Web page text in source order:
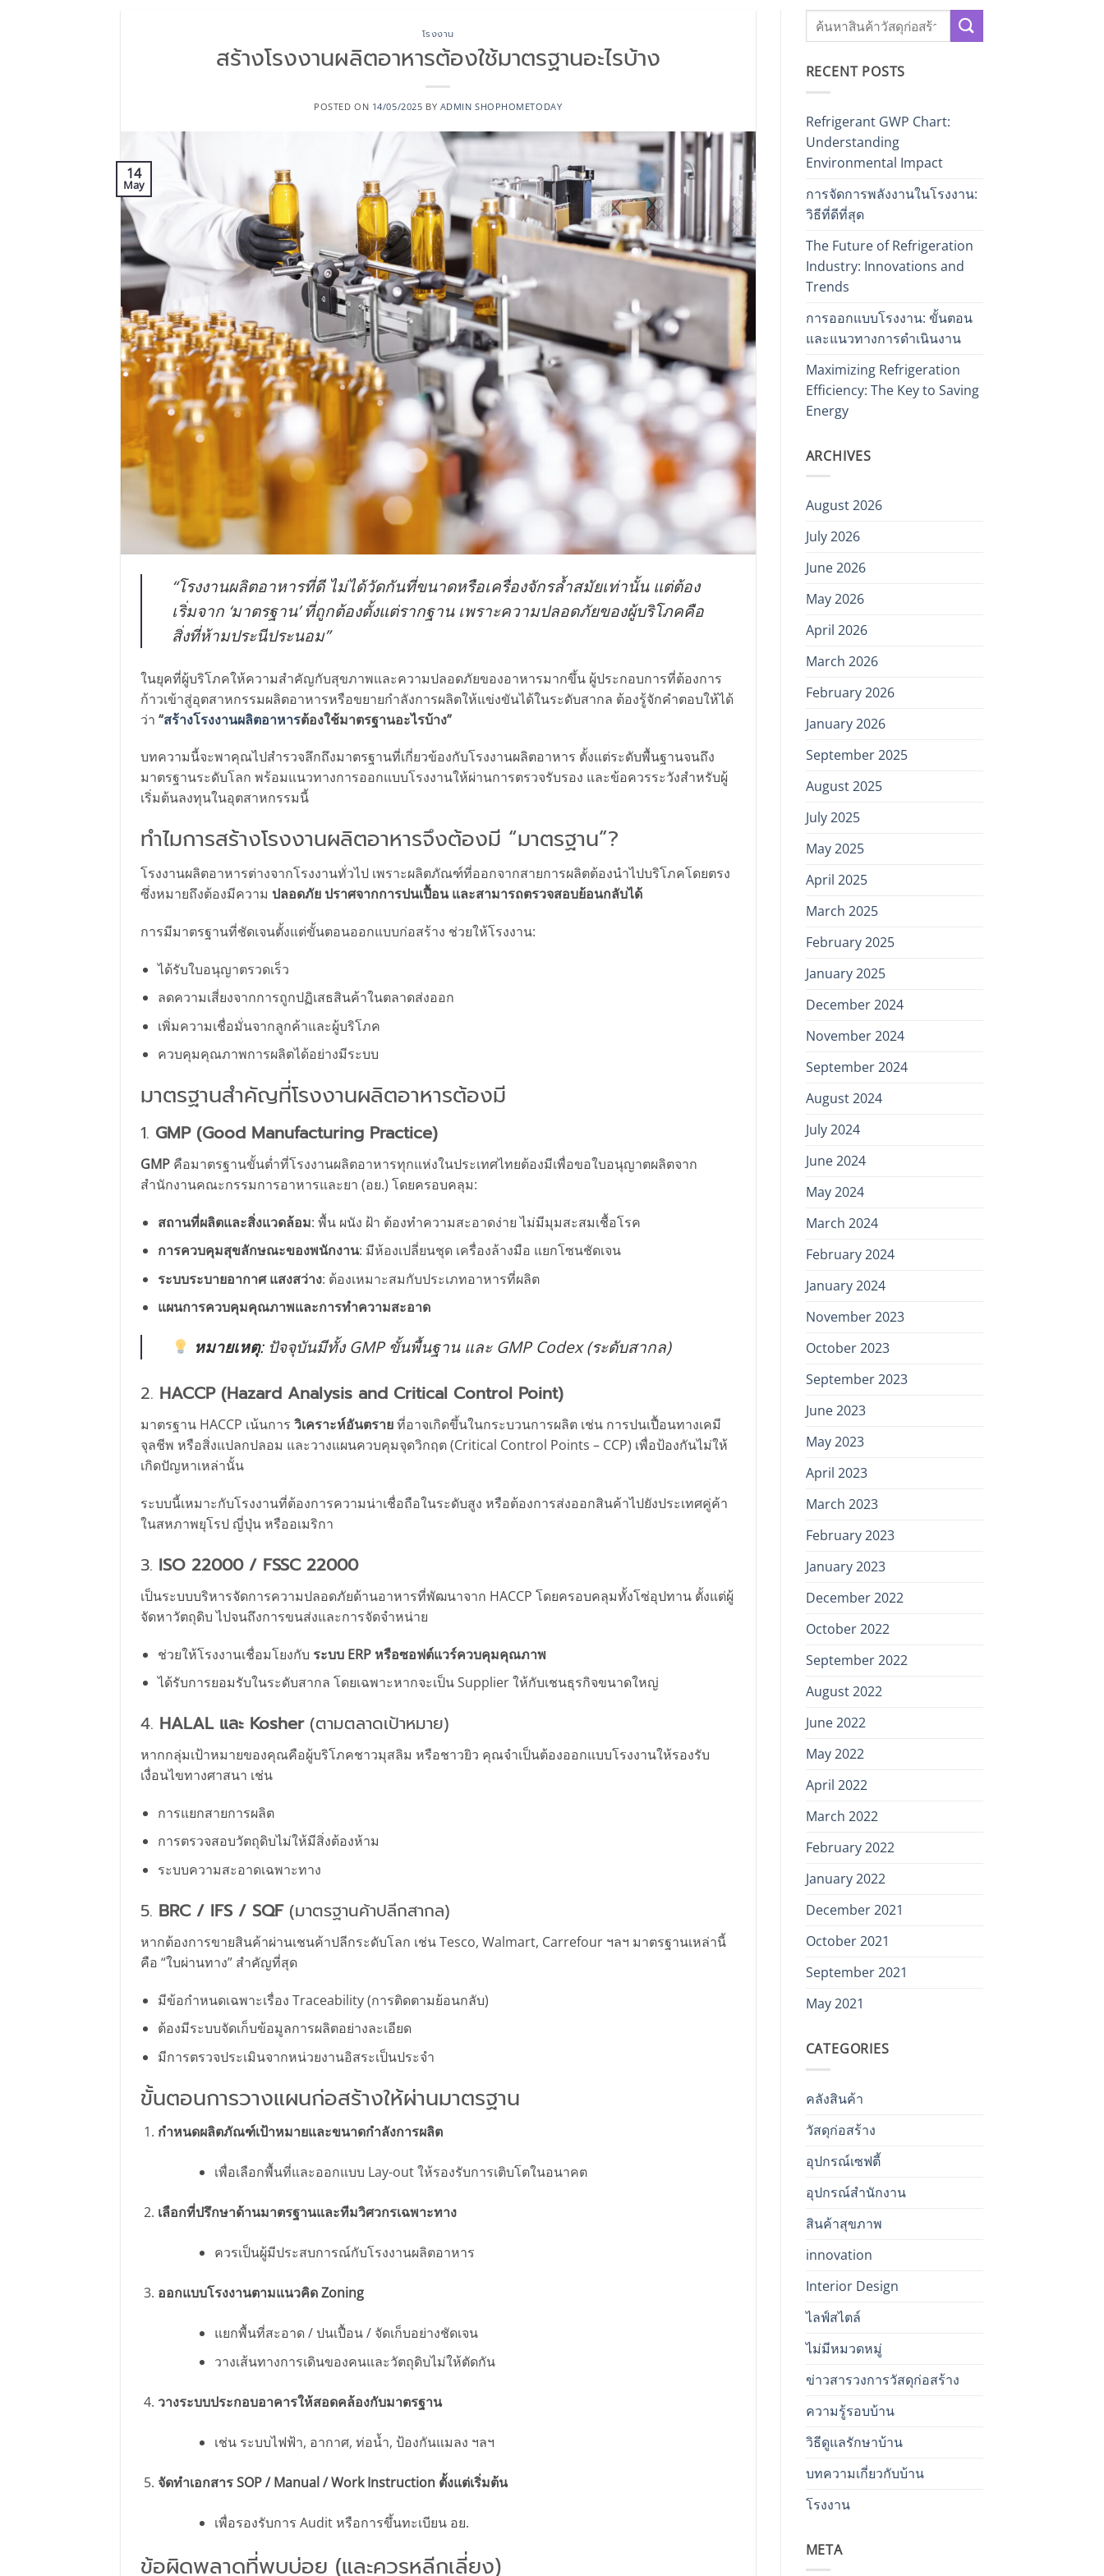
โรงงาน
สร้างโรงงานผลิตอาหารต้องใช้มาตรฐานอะไรบ้าง
POSTED ON 14/05/2025 BY ADMIN SHOPHOMETODAY
14
May
“โรงงานผลิตอาหารที่ดี ไม่ได้วัดกันที่ขนาดหรือเครื่องจักรล้ำสมัยเท่านั้น แต่ต้อง
เริ่มจาก ‘มาตรฐาน’ ที่ถูกต้องตั้งแต่รากฐาน เพราะความปลอดภัยของผู้บริโภคคือ
สิ่งที่ห้ามประนีประนอม”
ในยุคที่ผู้บริโภคให้ความสำคัญกับสุขภาพและความปลอดภัยของอาหารมากขึ้น ผู้ประกอบการที่ต้องการ
ก้าวเข้าสู่อุตสาหกรรมผลิตอาหารหรือขยายกำลังการผลิตให้แข่งขันได้ในระดับสากล ต้องรู้จักคำตอบให้ได้
ว่า “สร้างโรงงานผลิตอาหารต้องใช้มาตรฐานอะไรบ้าง”
บทความนี้จะพาคุณไปสำรวจลึกถึงมาตรฐานที่เกี่ยวข้องกับโรงงานผลิตอาหาร ตั้งแต่ระดับพื้นฐานจนถึง
มาตรฐานระดับโลก พร้อมแนวทางการออกแบบโรงงานให้ผ่านการตรวจรับรอง และข้อควรระวังสำหรับผู้
เริ่มต้นลงทุนในอุตสาหกรรมนี้
ทำไมการสร้างโรงงานผลิตอาหารจึงต้องมี “มาตรฐาน”?
โรงงานผลิตอาหารต่างจากโรงงานทั่วไป เพราะผลิตภัณฑ์ที่ออกจากสายการผลิตต้องนำไปบริโภคโดยตรง
ซึ่งหมายถึงต้องมีความ ปลอดภัย ปราศจากการปนเปื้อน และสามารถตรวจสอบย้อนกลับได้
การมีมาตรฐานที่ชัดเจนตั้งแต่ขั้นตอนออกแบบก่อสร้าง ช่วยให้โรงงาน:
ได้รับใบอนุญาตรวดเร็ว
ลดความเสี่ยงจากการถูกปฏิเสธสินค้าในตลาดส่งออก
เพิ่มความเชื่อมั่นจากลูกค้าและผู้บริโภค
ควบคุมคุณภาพการผลิตได้อย่างมีระบบ
มาตรฐานสำคัญที่โรงงานผลิตอาหารต้องมี
1. GMP (Good Manufacturing Practice)
GMP คือมาตรฐานขั้นต่ำที่โรงงานผลิตอาหารทุกแห่งในประเทศไทยต้องมีเพื่อขอใบอนุญาตผลิตจาก
สำนักงานคณะกรรมการอาหารและยา (อย.) โดยครอบคลุม:
สถานที่ผลิตและสิ่งแวดล้อม: พื้น ผนัง ฝ้า ต้องทำความสะอาดง่าย ไม่มีมุมสะสมเชื้อโรค
การควบคุมสุขลักษณะของพนักงาน: มีห้องเปลี่ยนชุด เครื่องล้างมือ แยกโซนชัดเจน
ระบบระบายอากาศ แสงสว่าง: ต้องเหมาะสมกับประเภทอาหารที่ผลิต
แผนการควบคุมคุณภาพและการทำความสะอาด
หมายเหตุ: ปัจจุบันมีทั้ง GMP ขั้นพื้นฐาน และ GMP Codex (ระดับสากล)
2. HACCP (Hazard Analysis and Critical Control Point)
มาตรฐาน HACCP เน้นการ วิเคราะห์อันตรายที่อาจเกิดขึ้นในกระบวนการผลิต เช่น การปนเปื้อนทางเคมี
จุลชีพ หรือสิ่งแปลกปลอม และวางแผนควบคุมจุดวิกฤต (Critical Control Points – CCP) เพื่อป้องกันไม่ให้
เกิดปัญหาเหล่านั้น
ระบบนี้เหมาะกับโรงงานที่ต้องการความน่าเชื่อถือในระดับสูง หรือต้องการส่งออกสินค้าไปยังประเทศคู่ค้า
ในสหภาพยุโรป ญี่ปุ่น หรืออเมริกา
3. ISO 22000 / FSSC 22000
เป็นระบบบริหารจัดการความปลอดภัยด้านอาหารที่พัฒนาจาก HACCP โดยครอบคลุมทั้งโซ่อุปทาน ตั้งแต่ผู้
จัดหาวัตถุดิบ ไปจนถึงการขนส่งและการจัดจำหน่าย
ช่วยให้โรงงานเชื่อมโยงกับ ระบบ ERP หรือซอฟต์แวร์ควบคุมคุณภาพ
ได้รับการยอมรับในระดับสากล โดยเฉพาะหากจะเป็น Supplier ให้กับเชนธุรกิจขนาดใหญ่
4. HALAL และ Kosher(ตามตลาดเป้าหมาย)
หากกลุ่มเป้าหมายของคุณคือผู้บริโภคชาวมุสลิม หรือชาวยิว คุณจำเป็นต้องออกแบบโรงงานให้รองรับ
เงื่อนไขทางศาสนา เช่น
การแยกสายการผลิต
การตรวจสอบวัตถุดิบไม่ให้มีสิ่งต้องห้าม
ระบบความสะอาดเฉพาะทาง
5. BRC / IFS / SQF(มาตรฐานค้าปลีกสากล)
หากต้องการขายสินค้าผ่านเชนค้าปลีกระดับโลก เช่น Tesco, Walmart, Carrefour ฯลฯ มาตรฐานเหล่านี้
คือ “ใบผ่านทาง” สำคัญที่สุด
มีข้อกำหนดเฉพาะเรื่อง Traceability (การติดตามย้อนกลับ)
ต้องมีระบบจัดเก็บข้อมูลการผลิตอย่างละเอียด
มีการตรวจประเมินจากหน่วยงานอิสระเป็นประจำ
ขั้นตอนการวางแผนก่อสร้างให้ผ่านมาตรฐาน
กำหนดผลิตภัณฑ์เป้าหมายและขนาดกำลังการผลิต
เพื่อเลือกพื้นที่และออกแบบ Lay-out ให้รองรับการเติบโตในอนาคต
เลือกที่ปรึกษาด้านมาตรฐานและทีมวิศวกรเฉพาะทาง
ควรเป็นผู้มีประสบการณ์กับโรงงานผลิตอาหาร
ออกแบบโรงงานตามแนวคิด Zoning
แยกพื้นที่สะอาด / ปนเปื้อน / จัดเก็บอย่างชัดเจน
วางเส้นทางการเดินของคนและวัตถุดิบไม่ให้ตัดกัน
วางระบบประกอบอาคารให้สอดคล้องกับมาตรฐาน
เช่น ระบบไฟฟ้า, อากาศ, ท่อน้ำ, ป้องกันแมลง ฯลฯ
จัดทำเอกสาร SOP / Manual / Work Instruction ตั้งแต่เริ่มต้น
เพื่อรองรับการ Audit หรือการขึ้นทะเบียน อย.
ข้อผิดพลาดที่พบบ่อย (และควรหลีกเลี่ยง)
RECENT POSTS
Refrigerant GWP Chart:
Understanding
Environmental Impact
การจัดการพลังงานในโรงงาน:
วิธีที่ดีที่สุด
The Future of Refrigeration
Industry: Innovations and
Trends
การออกแบบโรงงาน: ขั้นตอน
และแนวทางการดำเนินงาน
Maximizing Refrigeration
Efficiency: The Key to Saving
Energy
ARCHIVES
August 2026
July 2026
June 2026
May 2026
April 2026
March 2026
February 2026
January 2026
September 2025
August 2025
July 2025
May 2025
April 2025
March 2025
February 2025
January 2025
December 2024
November 2024
September 2024
August 2024
July 2024
June 2024
May 2024
March 2024
February 2024
January 2024
November 2023
October 2023
September 2023
June 2023
May 2023
April 2023
March 2023
February 2023
January 2023
December 2022
October 2022
September 2022
August 2022
June 2022
May 2022
April 2022
March 2022
February 2022
January 2022
December 2021
October 2021
September 2021
May 2021
CATEGORIES
คลังสินค้า
วัสดุก่อสร้าง
อุปกรณ์เซฟตี้
อุปกรณ์สำนักงาน
สินค้าสุขภาพ
innovation
Interior Design
ไลฟ์สไตล์
ไม่มีหมวดหมู่
ข่าวสารวงการวัสดุก่อสร้าง
ความรู้รอบบ้าน
วิธีดูแลรักษาบ้าน
บทความเกี่ยวกับบ้าน
โรงงาน
META